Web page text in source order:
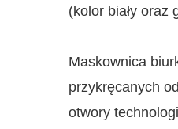
(kolor biały oraz
Maskownica
przykręcanych
otwory